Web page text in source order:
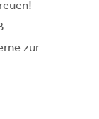
zur